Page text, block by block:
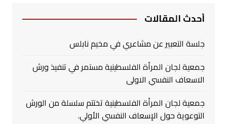
أحدث المقالات
جلسة التعبير عن مشاعري في مخيم نابلس
جمعية لجان المرأة الفلسطينية مستمر في تنفيذ ورش
الاسعاف النفسي الاولى
جمعية لجان المرأة الفلسطينية تختتم سلسلة من الورش
التوعوية حول الإسعاف النفسي الأولي.